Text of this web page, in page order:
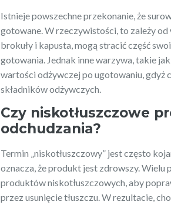
Istnieje powszechne przekonanie, że
gotowane. W rzeczywistości, to zależy
brokuły i kapusta, mogą stracić część
gotowania. Jednak inne warzywa, takie
wartości odżywczej po ugotowaniu, gdyż
składników odżywczych.
Czy niskotłuszczowe
odchudzania?
Termin „niskotłuszczowy” jest często
oznacza, że produkt jest zdrowszy.
produktów niskotłuszczowych, aby
przez usunięcie tłuszczu. W rezultacie,